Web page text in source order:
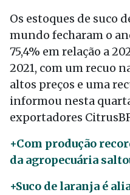
Os estoques de suco
mundo fecharam o
75,4% em relação a
2021, com um recuo
altos preços e uma
informou nesta
exportadores
+Com produção
da agropecuária
+Suco de laranja é